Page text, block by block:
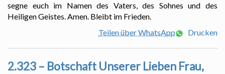
segne euch im Namen des Vaters, des Sohnes und des
Heiligen Geistes. Amen. Bleibt im Frieden.
Teilen über WhatsApp
Drucken
2.323 – Botschaft Unserer Lieben Frau,